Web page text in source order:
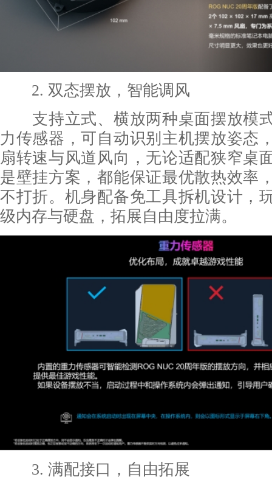
2. 双态摆放，智能调风
支持立式、横放两种桌面摆放模
力传感器，可自动识别主机摆放姿态
扇转速与风道风向，无论适配狭窄桌
是壁挂方案，都能保证最优散热效率
不打折。机身配备免工具拆机设计，
级内存与硬盘，拓展自由度拉满。
3. 满配接口，自由拓展